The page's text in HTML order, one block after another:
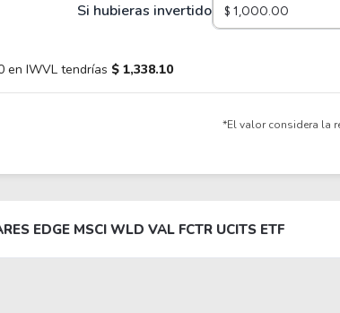
Si hubieras invertido
en IWVL tendrías $ 1,338.10
*El valor considera la
EDGE MSCI WLD VAL FCTR UCITS ETF